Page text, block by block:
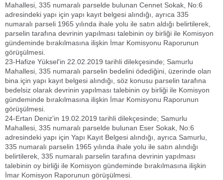
Mahallesi, 335 numaralı parselde bulunan Cennet Sokak, No:6
adresindeki yapı için yapı kayıt belgesi alındığı, ayrıca 335
numaralı parseli 1965 yılında ihale yolu ile satın aldığı belirtilerek,
parselin tarafına devrinin yapılması talebinin oy birliği ile Komisyon
gündeminde bırakılmasına ilişkin İmar Komisyonu Raporunun
görüşülmesi.
23-Hafize Yüksel'in 22.02.2019 tarihli dilekçesinde; Samurlu
Mahallesi, 335 numaralı parselin bedelini ödediğini, üzerinde olan
bina için yapı kayıt belgesi alındığı, söz konusu parselin tarafına
bedelsiz olarak devrinin yapılması talebinin oy birliği ile Komisyon
gündeminde bırakılmasına ilişkin İmar Komisyonu Raporunun
görüşülmesi.
24-Ertan Deniz'in 19.02.2019 tarihli dilekçesinde; Samurlu
Mahallesi, 335 numaralı parselde bulunan Eser Sokak, No:6
adresindeki yapı için Yapı Kayıt Belgesi alındığı, ayrıca Samurlu,
335 numaralı parselin 1965 yılında ihale yolu ile satın alındığı
belirtilerek, 335 numaralı parselin tarafına devrinin yapılması
talebinin oy birliği ile Komisyon gündeminde bırakılmasına ilişkin
İmar Komisyon Raporunun görüşülmesi.